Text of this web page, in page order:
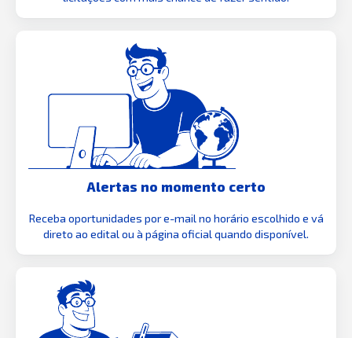
Alertas no momento certo
Receba oportunidades por e-mail no horário escolhido e vá
direto ao edital ou à página oficial quando disponível.